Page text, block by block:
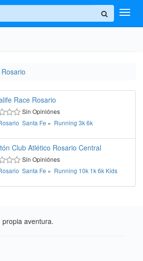
+
Rosario
Race Rosario
Sin Opiniónes
Santa Fe » Running 3k6k
Club Atlético Rosario Central
Sin Opiniónes
Santa Fe » Running 10k 1k6k Kids
aventura.